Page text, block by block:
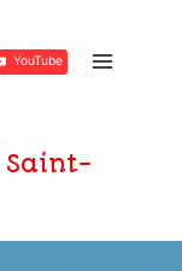
YouTube
Saint-